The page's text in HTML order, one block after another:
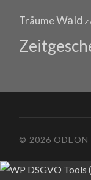
TräumeWald
© 2026 ODEON